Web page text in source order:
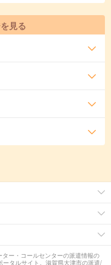
見る
ー・コールセンターの派遣情報の
タルサイト。滋賀県大津市の派遣/